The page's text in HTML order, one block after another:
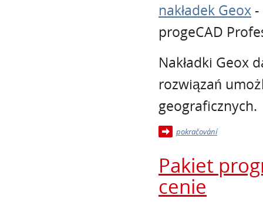
nakładek Geox
progeCAD
Nakładki Geox
rozwiązań
geograficznych.
pokračování
Pakiet
cenie